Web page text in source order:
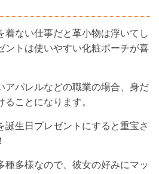
着ない仕事だと革小物は浮いてし
ントは使いやすい化粧ポーチが喜
アパレルなどの職業の場合、身だ
ことになります。
誕生日プレゼントにすると重宝さ
種多様なので、彼女の好みにマッ